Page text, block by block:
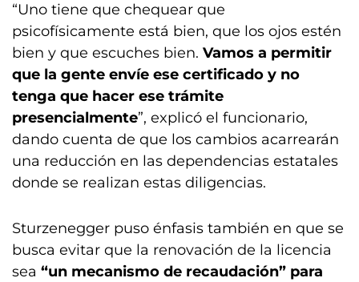
“Uno tiene que chequear que
psicofísicamente está bien, que los ojos estén
bien y que escuches bien. Vamos a permitir
que la gente envíe ese certificado y no
tenga que hacer ese trámite
presencialmente”, explicó el funcionario,
dando cuenta de que los cambios acarrearán
una reducción en las dependencias estatales
donde se realizan estas diligencias.
Sturzenegger puso énfasis también en que se
busca evitar que la renovación de la licencia
sea “un mecanismo de recaudación” para